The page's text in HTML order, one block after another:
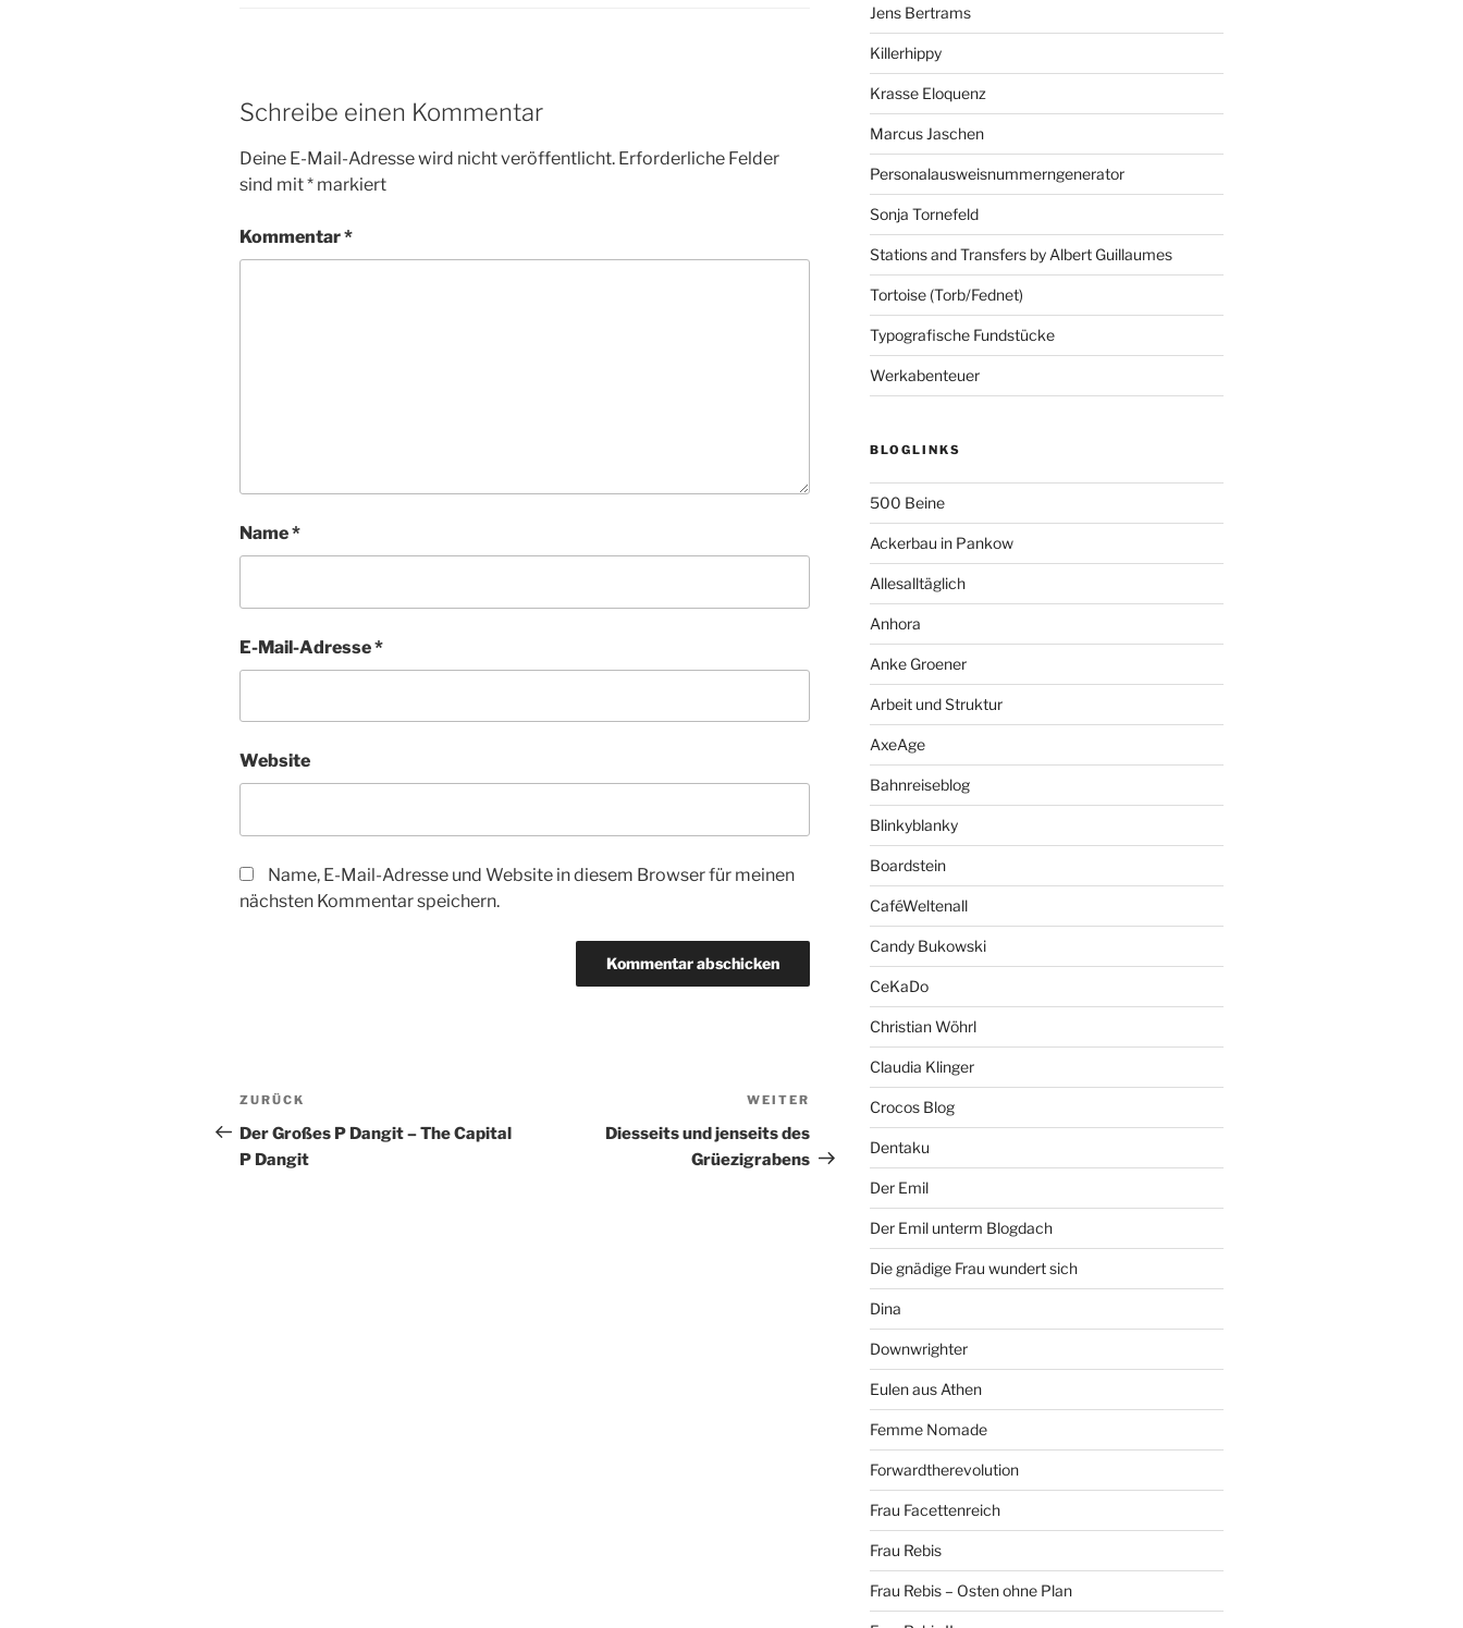
Schreibe einen Kommentar
Deine E-Mail-Adresse wird nicht veröffentlicht. Erforderliche Felder
sind mit* markiert
Kommentar*
Name*
E-Mail-Adresse*
Website
Name, E-Mail-Adresse und Website in diesem Browser für meinen
nächsten Kommentar speichern.
Beitragsnavigation
Vorheriger
Beitrag
ZURÜCK
Der Großes P Dangit – The Capital
P Dangit
Nächster
Beitrag
WEITER
Diesseits und jenseits des
Grüezigrabens
Jens Bertrams
Killerhippy
Krasse Eloquenz
Marcus Jaschen
Personalausweisnummerngenerator
Sonja Tornefeld
Stations and Transfers by Albert Guillaumes
Tortoise (Torb/Fednet)
Typografische Fundstücke
Werkabenteuer
BLOGLINKS
500 Beine
Ackerbau in Pankow
Allesalltäglich
Anhora
Anke Groener
Arbeit und Struktur
AxeAge
Bahnreiseblog
Blinkyblanky
Boardstein
CaféWeltenall
Candy Bukowski
CeKaDo
Christian Wöhrl
Claudia Klinger
Crocos Blog
Dentaku
Der Emil
Der Emil unterm Blogdach
Die gnädige Frau wundert sich
Dina
Downwrighter
Eulen aus Athen
Femme Nomade
Forwardtherevolution
Frau Facettenreich
Frau Rebis
Frau Rebis – Osten ohne Plan